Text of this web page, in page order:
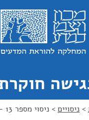
> ניסויים > ניסוי מספר 13 – קפה ב-4 שכבות